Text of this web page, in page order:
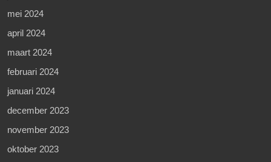
mei 2024
april 2024
maart 2024
februari 2024
januari 2024
december 2023
november 2023
oktober 2023